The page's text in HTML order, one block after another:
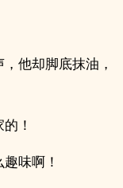
他却脚底抹油，
！
味啊！